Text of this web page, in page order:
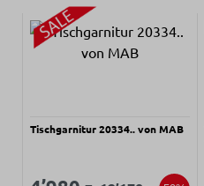
Tischgarnitur 20334.. von MAB
Verkaufspreis:
Verkaufspreis: